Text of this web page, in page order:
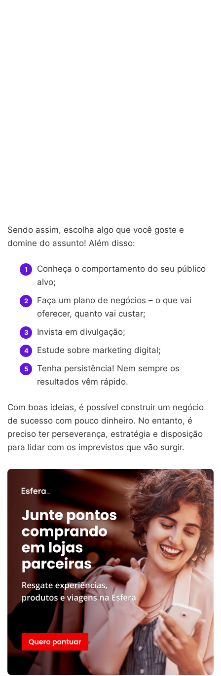
Sendo assim, escolha algo que você goste e
domine do assunto! Além disso:
Conheça o comportamento do seu público
alvo;
Faça um plano de negócios – o que vai
oferecer, quanto vai custar;
Invista em divulgação;
Estude sobre marketing digital;
Tenha persistência! Nem sempre os
resultados vêm rápido.
Com boas ideias, é possível construir um negócio
de sucesso com pouco dinheiro. No entanto, é
preciso ter perseverança, estratégia e disposição
para lidar com os imprevistos que vão surgir.